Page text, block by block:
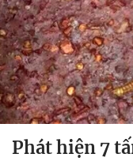
Phát hiện 7